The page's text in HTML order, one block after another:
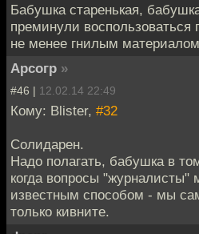
Бабушка старенькая,
преминули
не менее гнилым материалом
Арсогр »
#46 | 12.02.14 22:49
Кому: Blister, #32
Солидарен.
Надо полагать, бабушка в
когда вопросы "журналисты"
известным способом - мы
только кивните.